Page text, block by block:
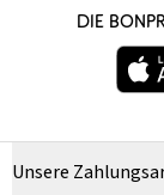
DIE
Unsere